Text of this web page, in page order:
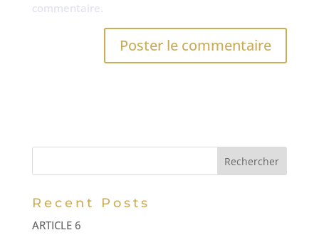
commentaire.
r
a
t
v
Rechercher
Recent Posts
ARTICLE 6